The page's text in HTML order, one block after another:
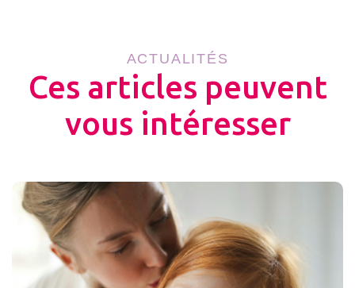
ACTUALITÉS
Ces articles peuvent
vous intéresser